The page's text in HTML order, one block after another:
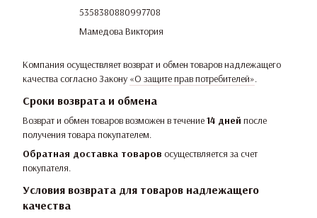
5358380880997708
Мамедова Виктория
Компания осуществляет возврат и обмен товаров надлежащего
качества согласно Закону «О защите прав потребителей».
Сроки возврата и обмена
Возврат и обмен товаров возможен в течение14 дней после
получения товара покупателем.
Обратная доставка товаров осуществляется за счет
покупателя.
Условия возврата для товаров надлежащего
качества